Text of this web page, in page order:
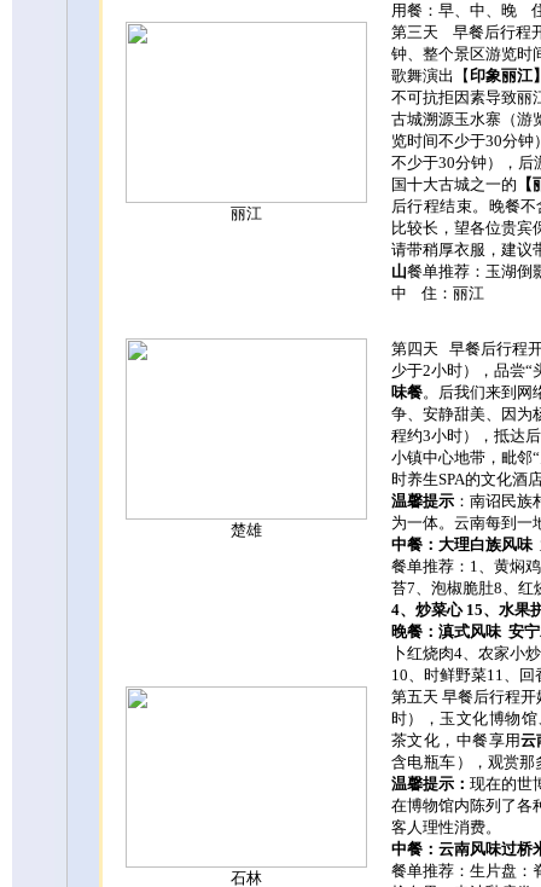
用餐：早、中、
丽江
第三天 早餐后行程
钟、整个景区游览时
歌舞演出【 印象丽江
不可抗拒因素导致丽
古城溯源玉水寨 （游
览时间不少于30分钟
不少于30分钟），后
国十大古城之一的 【
后行程结束。 晚餐不
比较长，望各位贵宾
请带稍厚衣服，建议
山餐单推荐：玉湖倒
中 住：丽江
楚雄
第四天 早餐后行程
少于2小时），品尝“
味餐。后我们来到网
争、安静甜美、因为
程约3小时）
，抵达
小镇中心地带，毗邻
时养生SPA的文化酒
温馨提示：南诏民族
为一体。云南每到一
中餐：大理白族风味
餐单推荐： 1、黄焖鸡
苔7、泡椒脆肚8、红
4、炒菜心15、水果
晚餐：滇式风味 安
卜红烧肉4、农家小
10、时鲜野菜11、回
石林
第五天 早餐后行程开
时），玉文化博物
茶文化，中餐享用云
含电瓶车 ），观赏那
温馨提示： 现在的世
在博物馆内陈列了各
客人理性消费。
中餐：云南风味过桥
餐单推荐：生片盘：